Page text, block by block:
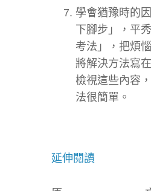
學會猶豫時的
下腳步」，平
考法」，把煩
將解決方法寫
檢視這些內容
法很簡單。
延伸閱讀